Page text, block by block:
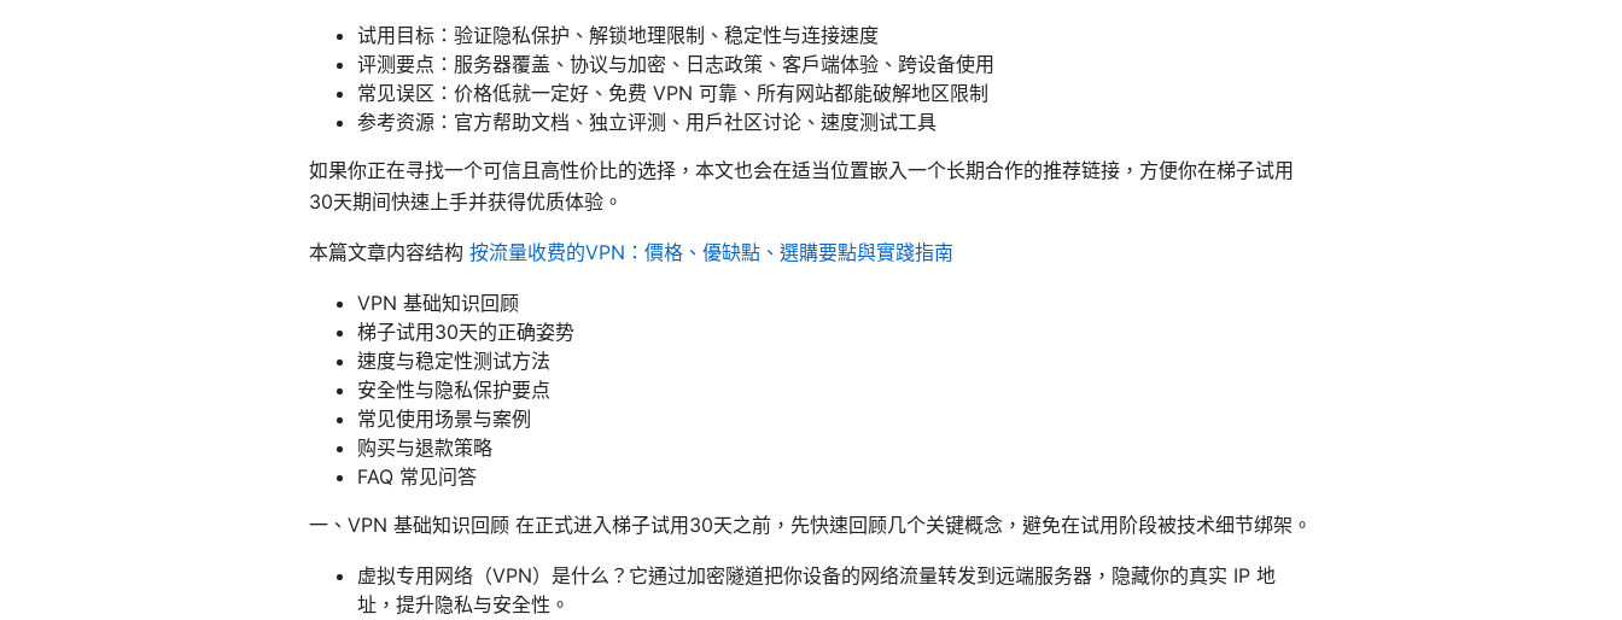
试用目标：验证隐私保护、解锁地理限制、稳定性与连接速度
评测要点：服务器覆盖、协议与加密、日志政策、客户端体验、跨设备使用
常见误区：价格低就一定好、免费 VPN 可靠、所有网站都能破解地区限制
参考资源：官方帮助文档、独立评测、用户社区讨论、速度测试工具
如果你正在寻找一个可信且高性价比的选择，本文也会在适当位置嵌入一个长期合作的推荐链接，方便你在梯子试用
30天期间快速上手并获得优质体验。
本篇文章内容结构 按流量收费的VPN：價格、優缺點、選購要點與實踐指南
VPN 基础知识回顾
梯子试用30天的正确姿势
速度与稳定性测试方法
安全性与隐私保护要点
常见使用场景与案例
购买与退款策略
FAQ 常见问答
一、VPN 基础知识回顾 在正式进入梯子试用30天之前，先快速回顾几个关键概念，避免在试用阶段被技术细节绑架。
虚拟专用网络（VPN）是什么？它通过加密隧道把你设备的网络流量转发到远端服务器，隐藏你的真实 IP 地
址，提升隐私与安全性。